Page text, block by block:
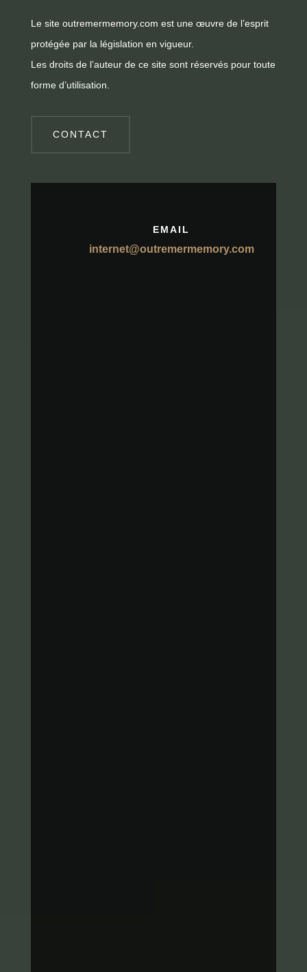
Le site outremermemory.com est une œuvre de l’esprit
protégée par la législation en vigueur.
Les droits de l’auteur de ce site sont réservés pour toute
forme d’utilisation.
CONTACT
EMAIL
internet@outremermemory.com